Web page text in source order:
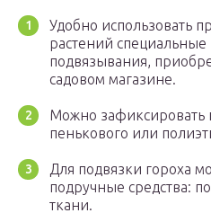
Удобно использовать
растений специальные
подвязывания,
садовом магазине.
Можно зафиксировать
пенькового или
Для подвязки гороха
подручные средства:
ткани.